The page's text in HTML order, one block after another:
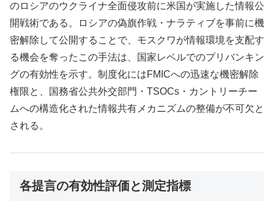
のロシアのウクライナ全面侵攻前に米国が実施した情報公
開戦術である。ロシアの偽旗作戦・ナラティブを事前に機
密解除して公開することで、モスクワが情報環境を支配す
る機会を奪ったこの手法は、国家レベルでのプリバンキン
グの有効性を示す。制度化にはFMICへの迅速な機密解除
権限と、国務省公共外交部門・TSOCs・カントリーチー
ムへの構造化された情報共有メカニズムの整備が不可欠と
される。
各提言の有効性評価と測定指標